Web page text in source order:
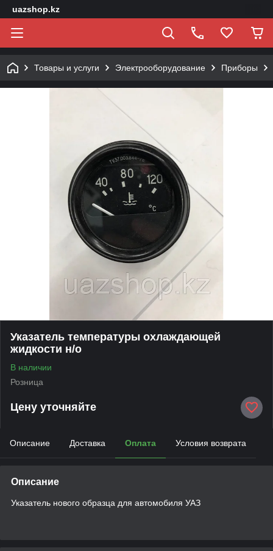
uazshop.kz
Товары и услуги Электрооборудование Приборы
Указатель температуры охлаждающей
жидкости н/о
В наличии
Розница
Цену уточняйте
Описание Доставка Оплата Условия возврата
Описание
Указатель нового образца для автомобиля УАЗ